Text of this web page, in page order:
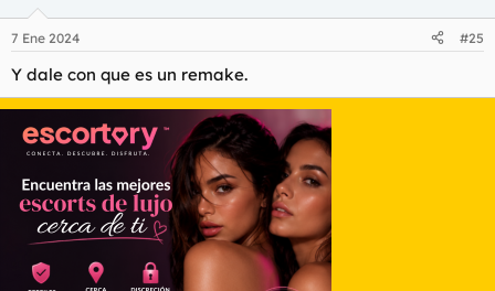
7 Ene 2024 #25
Y dale con que es un remake.